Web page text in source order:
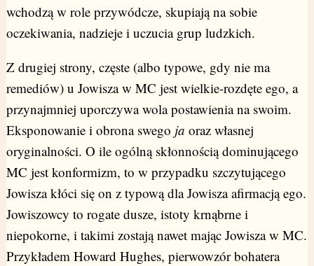
wchodzą w role przywódcze, skupiają na sobie
oczekiwania, nadzieje i uczucia grup ludzkich.
Z drugiej strony, częste (albo typowe, gdy nie ma
remediów) u Jowisza w MC jest wielkie-rozdęte ego, a
przynajmniej uporczywa wola postawienia na swoim.
Eksponowanie i obrona swego ja oraz własnej
oryginalności. O ile ogólną skłonnością dominującego
MC jest konformizm, to w przypadku szczytującego
Jowisza kłóci się on z typową dla Jowisza afirmacją ego.
Jowiszowcy to rogate dusze, istoty krnąbrne i
niepokorne, i takimi zostają nawet mając Jowisza w MC.
Przykładem Howard Hughes, pierwowzór bohatera